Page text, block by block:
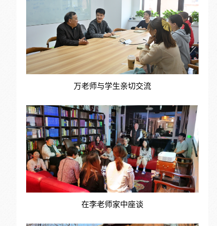
万老师与学生亲切交流
在李老师家中座谈